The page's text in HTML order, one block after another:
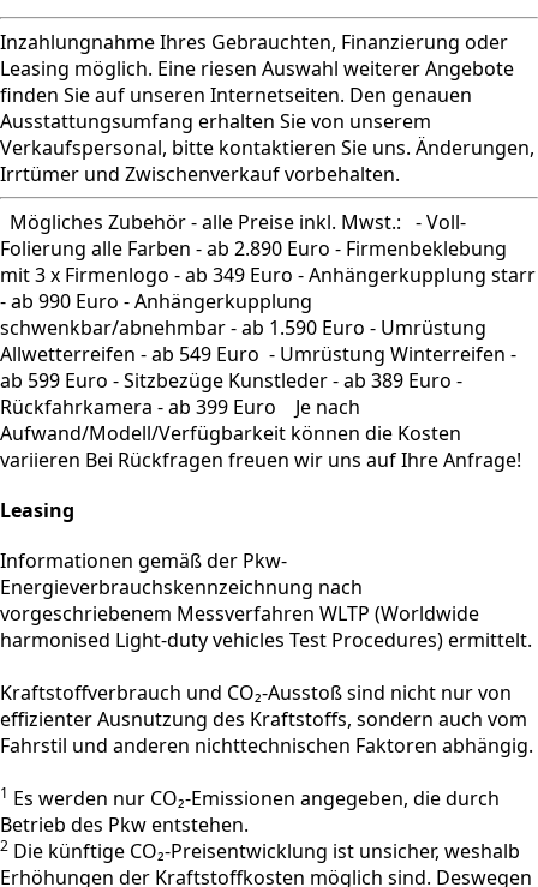
Inzahlungnahme Ihres Gebrauchten, Finanzierung oder
Leasing möglich. Eine riesen Auswahl weiterer Angebote
finden Sie auf unseren Internetseiten. Den genauen
Ausstattungsumfang erhalten Sie von unserem
Verkaufspersonal, bitte kontaktieren Sie uns. Änderungen,
Irrtümer und Zwischenverkauf vorbehalten.
Mögliches Zubehör - alle Preise inkl. Mwst.: - Voll-
Folierung alle Farben - ab 2.890 Euro - Firmenbeklebung
mit 3 x Firmenlogo - ab 349 Euro - Anhängerkupplung starr
- ab 990 Euro - Anhängerkupplung
schwenkbar/abnehmbar - ab 1.590 Euro - Umrüstung
Allwetterreifen - ab 549 Euro - Umrüstung Winterreifen -
ab 599 Euro - Sitzbezüge Kunstleder - ab 389 Euro -
Rückfahrkamera - ab 399 Euro Je nach
Aufwand/Modell/Verfügbarkeit können die Kosten
variieren Bei Rückfragen freuen wir uns auf Ihre Anfrage!
Leasing
Informationen gemäß der Pkw-
Energieverbrauchskennzeichnung nach
vorgeschriebenem Messverfahren WLTP (Worldwide
harmonised Light-duty vehicles Test Procedures) ermittelt.
Kraftstoffverbrauch und CO₂-Ausstoß sind nicht nur von
effizienter Ausnutzung des Kraftstoffs, sondern auch vom
Fahrstil und anderen nichttechnischen Faktoren abhängig.
1 Es werden nur CO₂-Emissionen angegeben, die durch
Betrieb des Pkw entstehen.
2 Die künftige CO₂-Preisentwicklung ist unsicher, weshalb
Erhöhungen der Kraftstoffkosten möglich sind. Deswegen